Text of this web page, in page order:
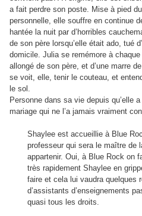
a fait perdre son poste. Mise à pied
personnelle, elle souffre en continue
hantée la nuit par d’horribles
de son père lorsqu’elle était ado, tué
domicile. Julia se remémore à
allongé de son père, et d’une marre
se voit, elle, tenir le couteau, et
le sol.
Personne dans sa vie depuis qu’elle
mariage qui ne l’a jamais vraiment
Shaylee est accueillie à Blue
professeur qui sera le maître de
appartenir. Oui, à Blue Rock on
très rapidement Shaylee en
faire et cela lui vaudra quelques
d’assistants d’enseignements
quasi tous les droits.